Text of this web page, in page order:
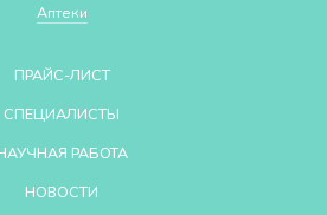
Аптеки
ПРАЙС-ЛИСТ
СПЕЦИАЛИСТЫ
РАБОТА
НОВОСТИ